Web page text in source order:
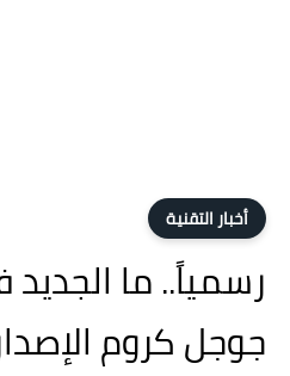
أخبار التقنية
رسمياً.. ما
جوجل كروم الإصدار